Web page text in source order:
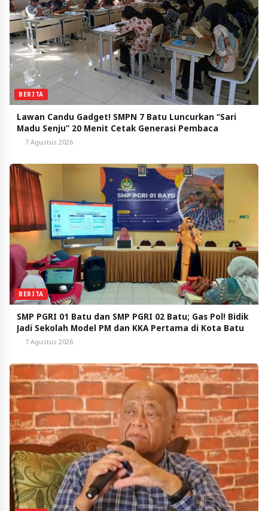
BERITA
Lawan Candu Gadget! SMPN 7 Batu Luncurkan “Sari
Madu Senju” 20 Menit Cetak Generasi Pembaca
7 Agustus 2026
BERITA
SMP PGRI 01 Batu dan SMP PGRI 02 Batu; Gas Pol! Bidik
Jadi Sekolah Model PM dan KKA Pertama di Kota Batu
7 Agustus 2026